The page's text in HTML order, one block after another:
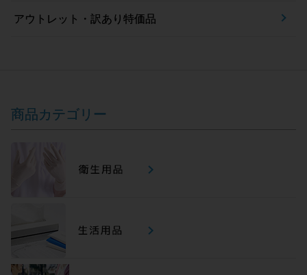
アウトレット・訳あり特価品
商品カテゴリー